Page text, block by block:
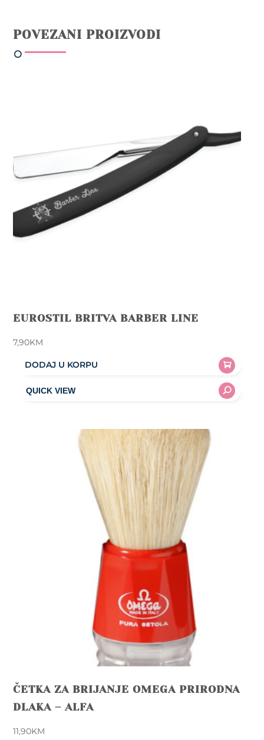
POVEZANI PROIZVODI
EUROSTIL BRITVA BARBER LINE
7,90KM
DODAJ U KORPU
ČETKA ZA BRIJANJE OMEGA PRIRODNA
DLAKA – ALFA
11,90KM